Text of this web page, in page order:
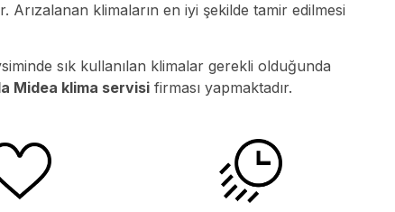
klimaların en iyi şekilde tamir edilmesi
sık kullanılan klimalar gerekli olduğunda
Midea klima servisi firması yapmaktadır.